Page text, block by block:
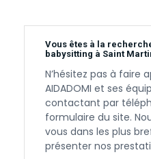
Vous êtes à la
babysitting à Saint
N’hésitez pas à faire
AIDADOMI et ses
contactant par
formulaire du site.
vous dans les plus
présenter nos